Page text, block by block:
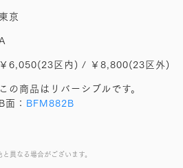
異なる場合がございます。
東京
￥6,050(23区内) / ￥8,800(23区外)
この商品はリバーシブルです。
B面： BFM882B